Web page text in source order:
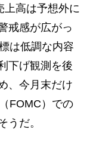
高は予想外に
戒感が広がっ
は低調な内容
下げ観測を後
、今月末だけ
FOMC）での
うだ。